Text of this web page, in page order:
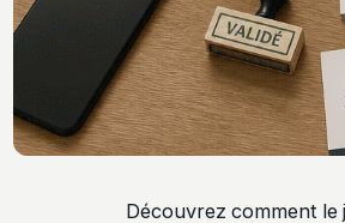
Découvrez comment le